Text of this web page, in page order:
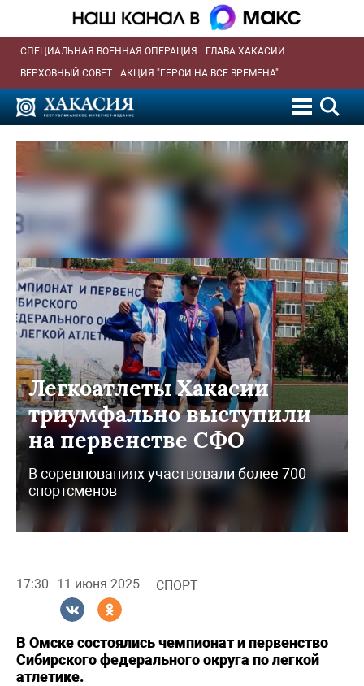
СПЕЦИАЛЬНАЯ ВОЕННАЯ ОПЕРАЦИЯ
ГЛАВА ХАКАСИИ
ВЕРХОВНЫЙ СОВЕТ
АКЦИЯ "ГЕРОИ НА ВСЕ ВРЕМЕНА"
Легкоатлеты Хакасии
триумфально выступили
на первенстве СФО
В соревнованиях участвовали более 700
спортсменов
17:30 11 июня 2025 СПОРТ
В Омске состоялись чемпионат и первенство
Сибирского федерального округа по легкой
атлетике.